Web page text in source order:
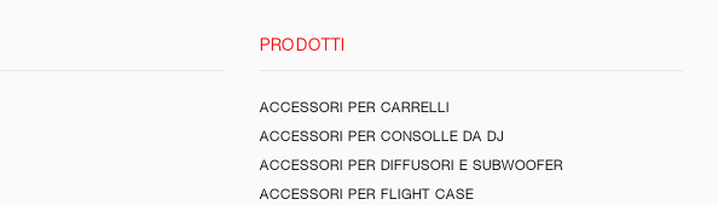
PRODOTTI
ACCESSORI PER CARRELLI
ACCESSORI PER CONSOLLE DA DJ
ACCESSORI PER DIFFUSORI E SUBWOOFER
ACCESSORI PER FLIGHT CASE